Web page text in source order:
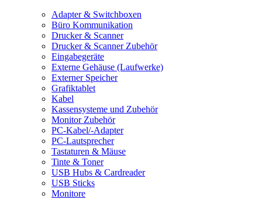
Adapter & Switchboxen
Büro Kommunikation
Drucker & Scanner
Drucker & Scanner Zubehör
Eingabegeräte
Externe Gehäuse (Laufwerke)
Externer Speicher
Grafiktablet
Kabel
Kassensysteme und Zubehör
Monitor Zubehör
PC-Kabel/-Adapter
PC-Lautsprecher
Tastaturen & Mäuse
Tinte & Toner
USB Hubs & Cardreader
USB Sticks
Monitore